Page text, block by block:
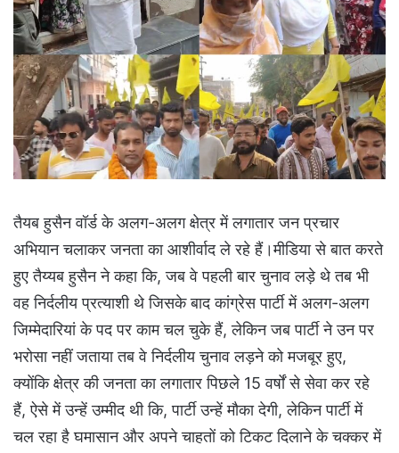
तैयब हुसैन वॉर्ड के अलग-अलग क्षेत्र में लगातार जन प्रचार
अभियान चलाकर जनता का आशीर्वाद ले रहे हैं।मीडिया से बात करते
हुए तैय्यब हुसैन ने कहा कि, जब वे पहली बार चुनाव लड़े थे तब भी
वह निर्दलीय प्रत्याशी थे जिसके बाद कांग्रेस पार्टी में अलग-अलग
जिम्मेदारियां के पद पर काम चल चुके हैं, लेकिन जब पार्टी ने उन पर
भरोसा नहीं जताया तब वे निर्दलीय चुनाव लड़ने को मजबूर हुए,
क्योंकि क्षेत्र की जनता का लगातार पिछले 15 वर्षों से सेवा कर रहे
हैं, ऐसे में उन्हें उम्मीद थी कि, पार्टी उन्हें मौका देगी, लेकिन पार्टी में
चल रहा है घमासान और अपने चाहतों को टिकट दिलाने के चक्कर में